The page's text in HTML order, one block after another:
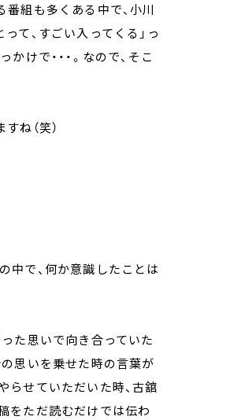
組も多くある中で、小川
て、すごい入ってくる」っ
けで・・・。なので、そこ
ね（笑）
中で、何か意識したことは
た思いで向き合っていた
思いを乗せた時の言葉が
らせていただいた時、古舘
をただ読むだけでは伝わ